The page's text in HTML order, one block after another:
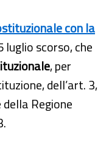
con la
scorso, che
, per
dell’art. 3,
Regione